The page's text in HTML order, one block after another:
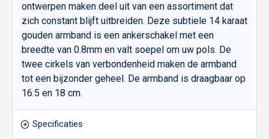
ontwerpen maken deel uit van een assortiment dat
zich constant blijft uitbreiden. Deze subtiele 14 karaat
gouden armband is een ankerschakel met een
breedte van 0.8mm en valt soepel om uw pols. De
twee cirkels van verbondenheid maken de armband
tot een bijzonder geheel. De armband is draagbaar op
16.5 en 18 cm.
Specificaties